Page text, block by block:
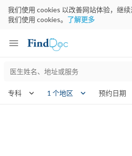
我们使用 cookies 以改善网站体验，继
我们使用 cookies。 了解更多
Keyword
专科 1 个地区 预约日期